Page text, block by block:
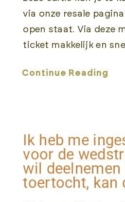
via onze resale
open staat. Via deze
ticket makkelijk en
Continue Reading
Ik heb me
voor de
wil deelnemen
toertocht, kan